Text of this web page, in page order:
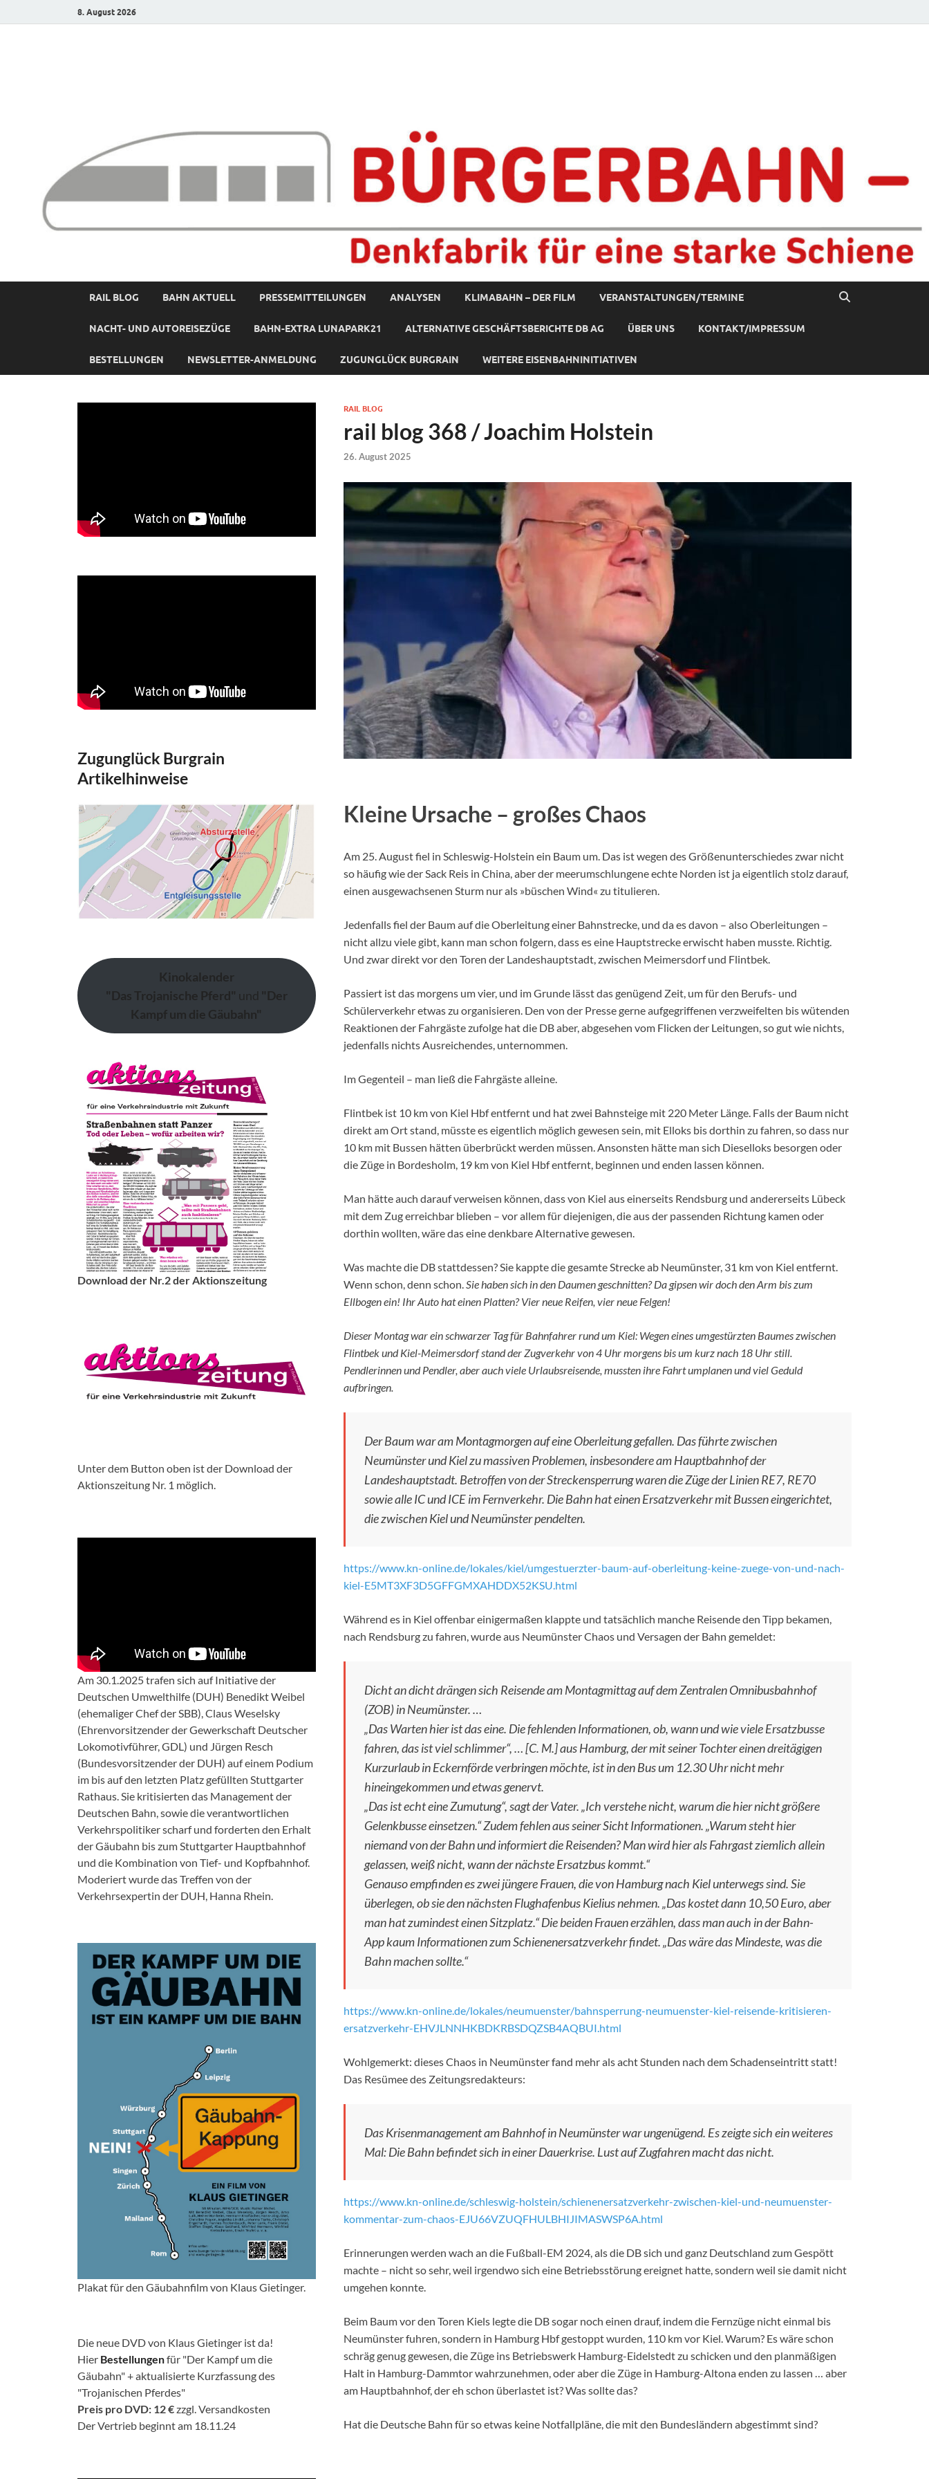
8. August 2026
RAIL BLOG BAHN AKTUELL PRESSEMITTEILUNGEN ANALYSEN KLIMABAHN – DER FILM VERANSTALTUNGEN/TERMINE
NACHT- UND AUTOREISEZÜGE BAHN-EXTRA LUNAPARK21 ALTERNATIVE GESCHÄFTSBERICHTE DB AG ÜBER UNS KONTAKT/IMPRESSUM
BESTELLUNGEN NEWSLETTER-ANMELDUNG ZUGUNGLÜCK BURGRAIN WEITERE EISENBAHNINITIATIVEN
RAIL BLOG
rail blog 368 / Joachim Holstein
26. August 2025
Kleine Ursache – großes Chaos
Am 25. August fiel in Schleswig-Holstein ein Baum um. Das ist wegen des Größenunterschiedes zwar nicht
so häufig wie der Sack Reis in China, aber der meerumschlungene echte Norden ist ja eigentlich stolz darauf,
einen ausgewachsenen Sturm nur als »büschen Wind« zu titulieren.
Jedenfalls fiel der Baum auf die Oberleitung einer Bahnstrecke, und da es davon – also Oberleitungen –
nicht allzu viele gibt, kann man schon folgern, dass es eine Hauptstrecke erwischt haben musste. Richtig.
Und zwar direkt vor den Toren der Landeshauptstadt, zwischen Meimersdorf und Flintbek.
Passiert ist das morgens um vier, und im Grunde lässt das genügend Zeit, um für den Berufs- und
Schülerverkehr etwas zu organisieren. Den von der Presse gerne aufgegriffenen verzweifelten bis wütenden
Reaktionen der Fahrgäste zufolge hat die DB aber, abgesehen vom Flicken der Leitungen, so gut wie nichts,
jedenfalls nichts Ausreichendes, unternommen.
Im Gegenteil – man ließ die Fahrgäste alleine.
Flintbek ist 10 km von Kiel Hbf entfernt und hat zwei Bahnsteige mit 220 Meter Länge. Falls der Baum nicht
direkt am Ort stand, müsste es eigentlich möglich gewesen sein, mit Elloks bis dorthin zu fahren, so dass nur
10 km mit Bussen hätten überbrückt werden müssen. Ansonsten hätte man sich Dieselloks besorgen oder
die Züge in Bordesholm, 19 km von Kiel Hbf entfernt, beginnen und enden lassen können.
Man hätte auch darauf verweisen können, dass von Kiel aus einerseits Rendsburg und andererseits Lübeck
mit dem Zug erreichbar blieben – vor allem für diejenigen, die aus der passenden Richtung kamen oder
dorthin wollten, wäre das eine denkbare Alternative gewesen.
Was machte die DB stattdessen? Sie kappte die gesamte Strecke ab Neumünster, 31 km von Kiel entfernt.
Wenn schon, denn schon.Sie haben sich in den Daumen geschnitten? Da gipsen wir doch den Arm bis zum
Ellbogen ein! Ihr Auto hat einen Platten? Vier neue Reifen, vier neue Felgen!
Dieser Montag war ein schwarzer Tag für Bahnfahrer rund um Kiel: Wegen eines umgestürzten Baumes zwischen
Flintbek und Kiel-Meimersdorf stand der Zugverkehr von 4 Uhr morgens bis um kurz nach 18 Uhr still.
Pendlerinnen und Pendler, aber auch viele Urlaubsreisende, mussten ihre Fahrt umplanen und viel Geduld
aufbringen.
Der Baum war am Montagmorgen auf eine Oberleitung gefallen. Das führte zwischen
Neumünster und Kiel zu massiven Problemen, insbesondere am Hauptbahnhof der
Landeshauptstadt. Betroffen von der Streckensperrung waren die Züge der Linien RE7, RE70
sowie alle IC und ICE im Fernverkehr. Die Bahn hat einen Ersatzverkehr mit Bussen eingerichtet,
die zwischen Kiel und Neumünster pendelten.
https://www.kn-online.de/lokales/kiel/umgestuerzter-baum-auf-oberleitung-keine-zuege-von-und-nach-
kiel-E5MT3XF3D5GFFGMXAHDDX52KSU.html
Während es in Kiel offenbar einigermaßen klappte und tatsächlich manche Reisende den Tipp bekamen,
nach Rendsburg zu fahren, wurde aus Neumünster Chaos und Versagen der Bahn gemeldet:
Dicht an dicht drängen sich Reisende am Montagmittag auf dem Zentralen Omnibusbahnhof
(ZOB) in Neumünster. …
„Das Warten hier ist das eine. Die fehlenden Informationen, ob, wann und wie viele Ersatzbusse
fahren, das ist viel schlimmer“, … [C. M.] aus Hamburg, der mit seiner Tochter einen dreitägigen
Kurzurlaub in Eckernförde verbringen möchte, ist in den Bus um 12.30 Uhr nicht mehr
hineingekommen und etwas genervt.
„Das ist echt eine Zumutung“, sagt der Vater. „Ich verstehe nicht, warum die hier nicht größere
Gelenkbusse einsetzen.“ Zudem fehlen aus seiner Sicht Informationen. „Warum steht hier
niemand von der Bahn und informiert die Reisenden? Man wird hier als Fahrgast ziemlich allein
gelassen, weiß nicht, wann der nächste Ersatzbus kommt.“
Genauso empfinden es zwei jüngere Frauen, die von Hamburg nach Kiel unterwegs sind. Sie
überlegen, ob sie den nächsten Flughafenbus Kielius nehmen. „Das kostet dann 10,50 Euro, aber
man hat zumindest einen Sitzplatz.“ Die beiden Frauen erzählen, dass man auch in der Bahn-
App kaum Informationen zum Schienenersatzverkehr findet. „Das wäre das Mindeste, was die
Bahn machen sollte.“
https://www.kn-online.de/lokales/neumuenster/bahnsperrung-neumuenster-kiel-reisende-kritisieren-
ersatzverkehr-EHVJLNNHKBDKRBSDQZSB4AQBUI.html
Wohlgemerkt: dieses Chaos in Neumünster fand mehr als acht Stunden nach dem Schadenseintritt statt!
Das Resümee des Zeitungsredakteurs:
Das Krisenmanagement am Bahnhof in Neumünster war ungenügend. Es zeigte sich ein weiteres
Mal: Die Bahn befindet sich in einer Dauerkrise. Lust auf Zugfahren macht das nicht.
https://www.kn-online.de/schleswig-holstein/schienenersatzverkehr-zwischen-kiel-und-neumuenster-
kommentar-zum-chaos-EJU66VZUQFHULBHIJIMASWSP6A.html
Erinnerungen werden wach an die Fußball-EM 2024, als die DB sich und ganz Deutschland zum Gespött
machte – nicht so sehr, weil irgendwo sich eine Betriebsstörung ereignet hatte, sondern weil sie damit nicht
umgehen konnte.
Beim Baum vor den Toren Kiels legte die DB sogar noch einen drauf, indem die Fernzüge nicht einmal bis
Neumünster fuhren, sondern in Hamburg Hbf gestoppt wurden, 110 km vor Kiel. Warum? Es wäre schon
schräg genug gewesen, die Züge ins Betriebswerk Hamburg-Eidelstedt zu schicken und den planmäßigen
Halt in Hamburg-Dammtor wahrzunehmen, oder aber die Züge in Hamburg-Altona enden zu lassen … aber
am Hauptbahnhof, der eh schon überlastet ist? Was sollte das?
Hat die Deutsche Bahn für so etwas keine Notfallpläne, die mit den Bundesländern abgestimmt sind?
Zugunglück Burgrain
Artikelhinweise
Kinokalender
"Das Trojanische Pferd" und "Der
Kampf um die Gäubahn"
Download der Nr.2 der Aktionszeitung
Unter dem Button oben ist der Download der
Aktionszeitung Nr. 1 möglich.
Am 30.1.2025 trafen sich auf Initiative der
Deutschen Umwelthilfe (DUH) Benedikt Weibel
(ehemaliger Chef der SBB), Claus Weselsky
(Ehrenvorsitzender der Gewerkschaft Deutscher
Lokomotivführer, GDL) und Jürgen Resch
(Bundesvorsitzender der DUH) auf einem Podium
im bis auf den letzten Platz gefüllten Stuttgarter
Rathaus. Sie kritisierten das Management der
Deutschen Bahn, sowie die verantwortlichen
Verkehrspolitiker scharf und forderten den Erhalt
der Gäubahn bis zum Stuttgarter Hauptbahnhof
und die Kombination von Tief- und Kopfbahnhof.
Moderiert wurde das Treffen von der
Verkehrsexpertin der DUH, Hanna Rhein.
Plakat für den Gäubahnfilm von Klaus Gietinger.
Die neue DVD von Klaus Gietinger ist da!
Hier Bestellungenfür "Der Kampf um die
Gäubahn" + aktualisierte Kurzfassung des
"Trojanischen Pferdes"
Preis pro DVD: 12 €zzgl. Versandkosten
Der Vertrieb beginnt am 18.11.24